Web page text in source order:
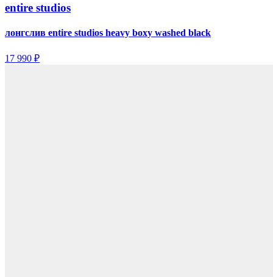
entire studios
лонгслив entire studios heavy boxy washed black
17 990 ₽